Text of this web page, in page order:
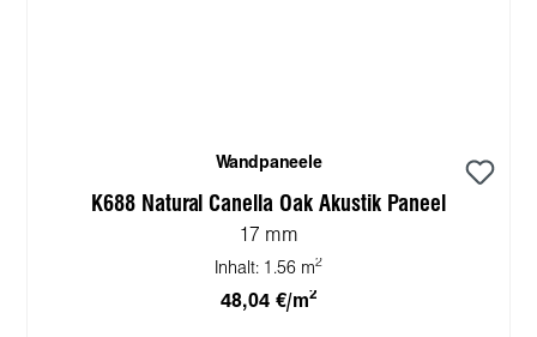
Wandpaneele
K688 Natural Canella Oak Akustik Paneel
17 mm
Inhalt: 1.56 m2
48,04 €/m2